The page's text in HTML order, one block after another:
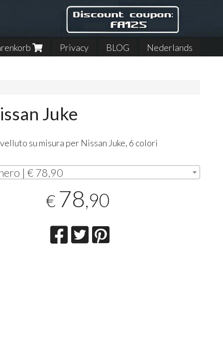
Privacy BLOG Nederlands
Juke
su misura per Nissan Juke, 6 colori
| € 78,90
€ 78,90